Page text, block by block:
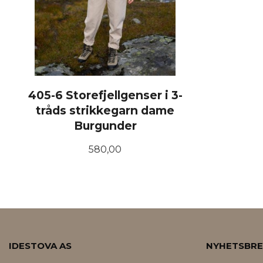
405-6 Storefjellgenser i 3-
tråds strikkegarn dame
Burgunder
Pris
580,00
IDESTOVA AS